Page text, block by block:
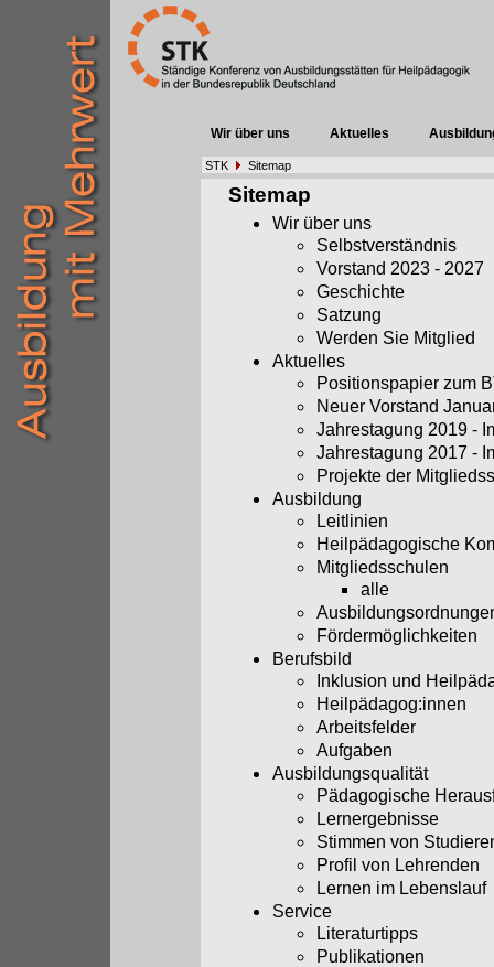
Wir über uns Aktuelles
STK Sitemap
Sitemap
Wir über uns
Selbstverständnis
Vorstand 2023 - 2027
Geschichte
Satzung
Werden Sie Mitglied
Aktuelles
Positionspapier zum
Neuer Vorstand
Jahrestagung 2019 -
Jahrestagung 2017 -
Projekte der
Ausbildung
Leitlinien
Heilpädagogische
Mitgliedsschulen
alle
Fördermöglichkeiten
Berufsbild
Inklusion und
Heilpädagog:innen
Arbeitsfelder
Aufgaben
Ausbildungsqualität
Pädagogische
Lernergebnisse
Stimmen von
Profil von Lehrenden
Lernen im Lebenslauf
Service
Literaturtipps
Publikationen